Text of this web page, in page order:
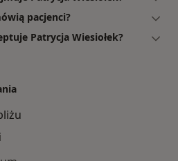
pacjenci?
Patrycja Wiesiołek?